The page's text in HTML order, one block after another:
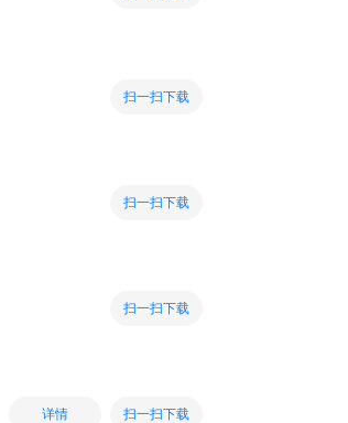
扫一扫下载
扫一扫下载
扫一扫下载
详情 扫一扫下载